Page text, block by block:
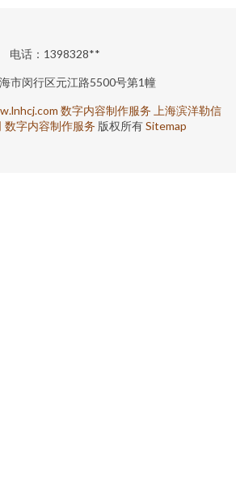
电话：1398328**
市闵行区元江路5500号第1幢
数字内容制作服务 上海滨洋勒信
数字内容制作服务 版权所有Sitemap